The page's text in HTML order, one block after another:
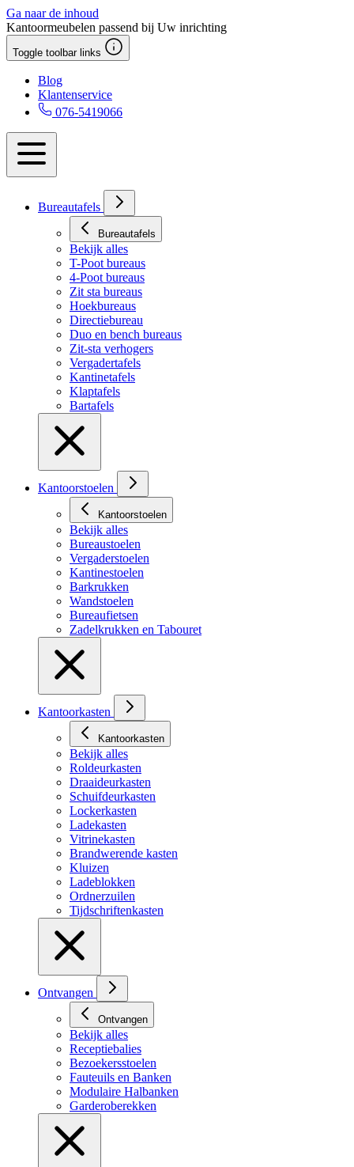
Ga naar de inhoud
Kantoormeubelen passend bij Uw inrichting
Toggle toolbar links
Blog
Klantenservice
076-5419066
Bureautafels
Bureautafels
Bekijk alles
T-Poot bureaus
4-Poot bureaus
Zit sta bureaus
Hoekbureaus
Directiebureau
Duo en bench bureaus
Zit-sta verhogers
Vergadertafels
Kantinetafels
Klaptafels
Bartafels
Kantoorstoelen
Kantoorstoelen
Bekijk alles
Bureaustoelen
Vergaderstoelen
Kantinestoelen
Barkrukken
Wandstoelen
Bureaufietsen
Zadelkrukken en Tabouret
Kantoorkasten
Kantoorkasten
Bekijk alles
Roldeurkasten
Draaideurkasten
Schuifdeurkasten
Lockerkasten
Ladekasten
Vitrinekasten
Brandwerende kasten
Kluizen
Ladeblokken
Ordnerzuilen
Tijdschriftenkasten
Ontvangen
Ontvangen
Bekijk alles
Receptiebalies
Bezoekersstoelen
Fauteuils en Banken
Modulaire Halbanken
Garderoberekken